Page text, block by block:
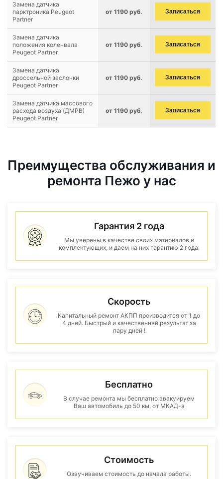
Замена датчика
парктроника Peugeot
Partner
от 1190 руб. Записаться
Замена датчика
положения коленвала
Peugeot Partner
от 1190 руб. Записаться
Замена датчика
дроссельной заслонки
Peugeot Partner
от 1190 руб. Записаться
Замена датчика массового
расхода воздуха (ДМРВ)
Peugeot Partner
от 1190 руб. Записаться
Преимущества обслуживания и
ремонта Пежо у нас
Гарантия 2 года
Мы уверены в качестве своих материалов и
комплектующих, и даем на них гарантию 2 года.
Скорость
Капитальный ремонт АКПП производится от 1 до
4 дней. Быстрый и качественнвй результат за
пару дней !
Бесплатно
В случае ремонта мы бесплатно эвакуируем
Ваш автомобиль до 50 км. от МКАД-а
Стоимость
Озвучиваем стоимость до начала работы.